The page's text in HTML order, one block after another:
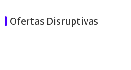
Ofertas Disruptivas